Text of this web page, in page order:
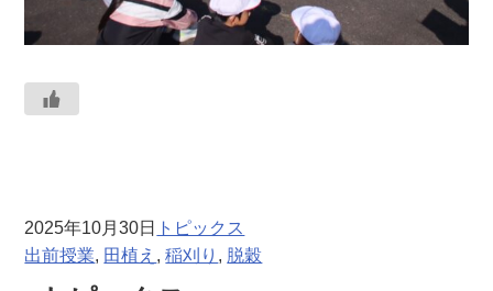
2025年10月30日 トピックス
出前授業, 田植え , 稲刈り , 脱穀